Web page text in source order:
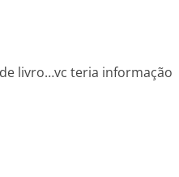
livro…vc teria informação